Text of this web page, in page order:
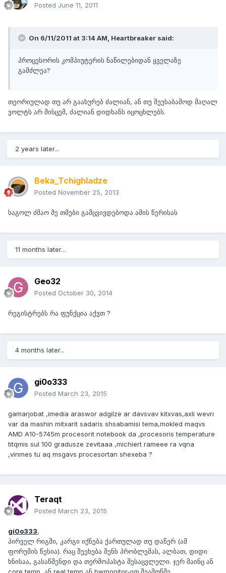
Posted June 11, 2011
On 6/11/2011 at 3:14 AM, Heartbreaker said:
პროცესორის კომპიუტერის ნაწილებიდან ყველაზე
გამძლეა?
თეორიულად თუ არ გაახურებ ძალიან, ან თუ შეუსაბამოდ მაღალ
ვოლტს არ მისცემ, ძალიან დიდხანს იცოცხლებს.
2 years later...
Beka_Tchighladze
Posted November 25, 2013
საგოლ ძმაო მე თმები გამცვივდებოდა ამის წერისას
11 months later...
Geo32
Posted October 30, 2014
რეგისტრებს რა ფუნქცია აქვთ ?
4 months later...
gi0o333
Posted March 23, 2015
gamarjobat ,imedia araswor adgilze ar davsvav kitxvas,axli wevri
var da mashin mitxarit sadaris shsabamisi tema,mokled maqvs
AMD A10-5745m procesorit notebook da ,procesoris temperature
titqmis sul 100 gradusze zevitaaa ,michiert rameee ra vqna
,vinmes tu aq msgavs procesortan shexeba ?
Teraqt
Posted March 23, 2015
gi0o333,
პირველ რიგში, კარგი იქნება ქართულად თუ დაწერ (ამ
ფორუმის წესია). რაც შეეხება შენს პრობლემას, ალბათ, დიდი
ხნისაა, გასაწმენდი და თერმოპასტა შესაცვლელი. ჯერ მაინც ან
core temp, ან real temp ან hwmonitor-ით შეამოწმე